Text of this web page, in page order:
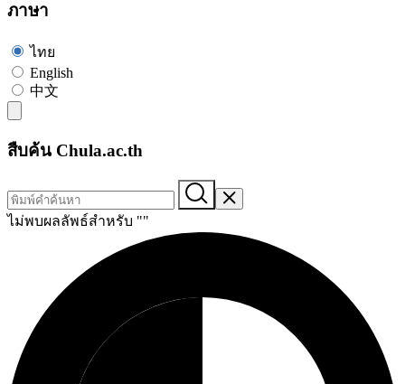
ภาษา
ไทย
English
中文
สืบค้น Chula.ac.th
ไม่พบผลลัพธ์สำหรับ ""